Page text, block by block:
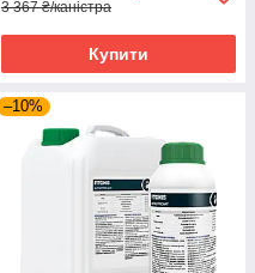
3 367 ₴/каністра
Купити
–10%